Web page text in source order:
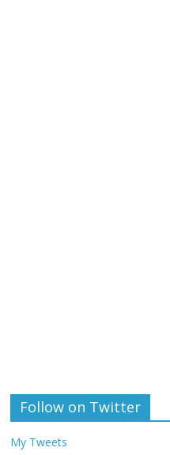
Follow on Twitter
My Tweets